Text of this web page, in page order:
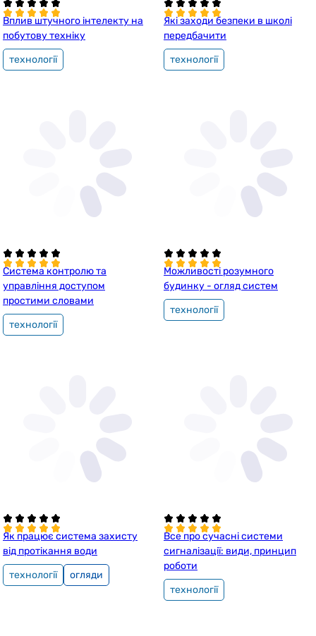
Вплив штучного інтелекту на
побутову техніку
технології
Які заходи безпеки в школі
передбачити
технології
Система контролю та
управління доступом
простими словами
технології
Можливості розумного
будинку - огляд систем
технології
Як працює система захисту
від протікання води
технології
огляди
Все про сучасні системи
сигналізації: види, принцип
роботи
технології